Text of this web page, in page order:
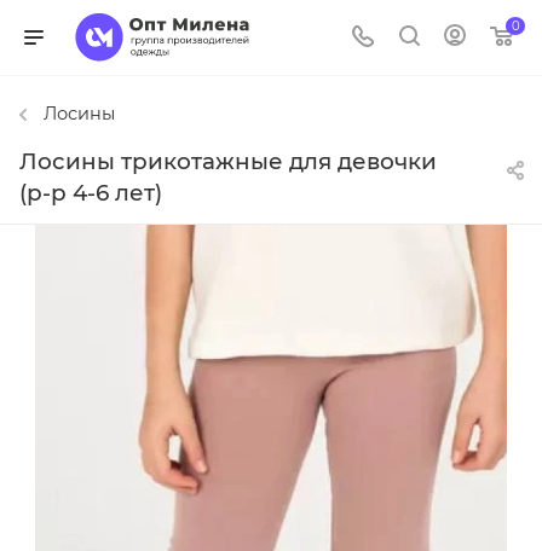
0
Лосины
Лосины трикотажные для девочки
(р-р 4-6 лет)